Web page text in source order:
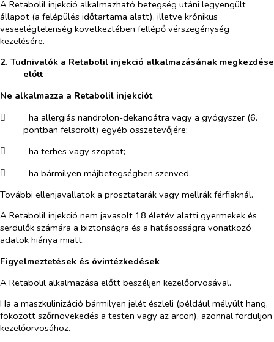
A Retabolil injekció alkalmazható betegség utáni legyengült
állapot (a felépülés időtartama alatt), illetve krónikus
veseelégtelenség következtében fellépő vérszegénység
kezelésére.
2. Tudnivalók a Retabolil injekció alkalmazásának megkezdése
előtt
Ne alkalmazza a Retabolil injekciót
​
ha allergiás nandrolon-dekanoátra vagy a gyógyszer (6.
pontban felsorolt) egyéb összetevőjére;
​
ha terhes vagy szoptat;
​
ha bármilyen májbetegségben szenved.
További ellenjavallatok a prosztatarák vagy mellrák férfiaknál.
A Retabolil injekció nem javasolt 18 életév alatti gyermekek és
serdülők számára a biztonságra és a hatásosságra vonatkozó
adatok hiánya miatt.
Figyelmeztetések és óvintézkedések
A Retabolil alkalmazása előtt beszéljen kezelőorvosával.
Ha a maszkulinizáció bármilyen jelét észleli (például mélyült hang,
fokozott szőrnövekedés a testen vagy az arcon), azonnal forduljon
kezelőorvosához.